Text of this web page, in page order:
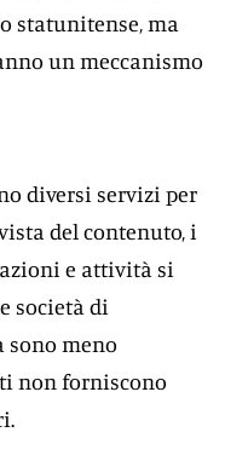
statunitense, ma
un meccanismo
diversi servizi per
del contenuto, i
e attività si
società di
meno
non forniscono